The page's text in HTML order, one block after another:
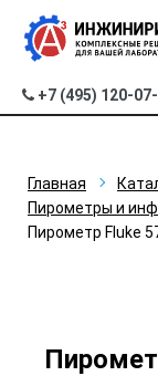
+7 (495) 120-
Главная
Пирометры и
Пирометр Fluke